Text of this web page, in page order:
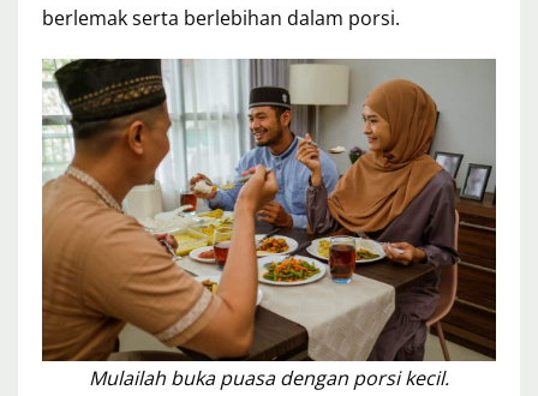
berlemak serta berlebihan dalam porsi.
Mulailah buka puasa dengan porsi kecil.